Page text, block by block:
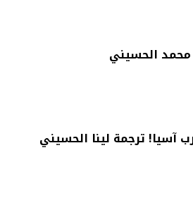
محمد الحسيني
ترجمة لينا الحسيني